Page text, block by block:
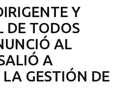
Y
DE TODOS
AL
A
LA GESTIÓN DE